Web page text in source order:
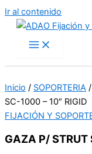
Ir al contenido
Inicio / SOPORTERIA /
SC-1000 – 10″ RIGID
FIJACIÓN Y
GAZA P/